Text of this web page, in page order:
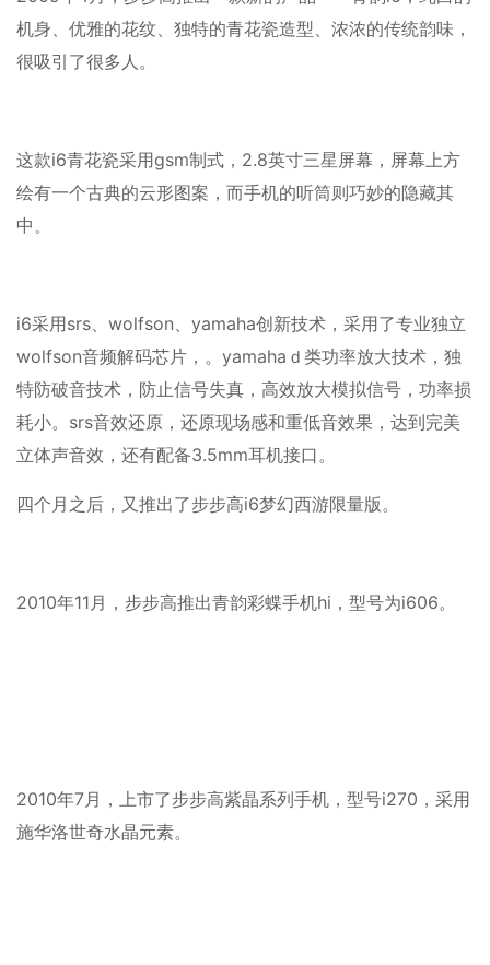
机身、优雅的花纹、独特的青花瓷造型、浓浓的传统韵味，
很吸引了很多人。
这款i6青花瓷采用gsm制式，2.8英寸三星屏幕，屏幕上方
绘有一个古典的云形图案，而手机的听筒则巧妙的隐藏其
中。
i6采用srs、wolfson、yamaha创新技术，采用了专业独立
wolfson音频解码芯片，。yamahaｄ类功率放大技术，独
特防破音技术，防止信号失真，高效放大模拟信号，功率损
耗小。srs音效还原，还原现场感和重低音效果，达到完美
立体声音效，还有配备3.5mm耳机接口。
四个月之后，又推出了步步高i6梦幻西游限量版。
2010年11月，步步高推出青韵彩蝶手机hi，型号为i606。
2010年7月，上市了步步高紫晶系列手机，型号i270，采用
施华洛世奇水晶元素。